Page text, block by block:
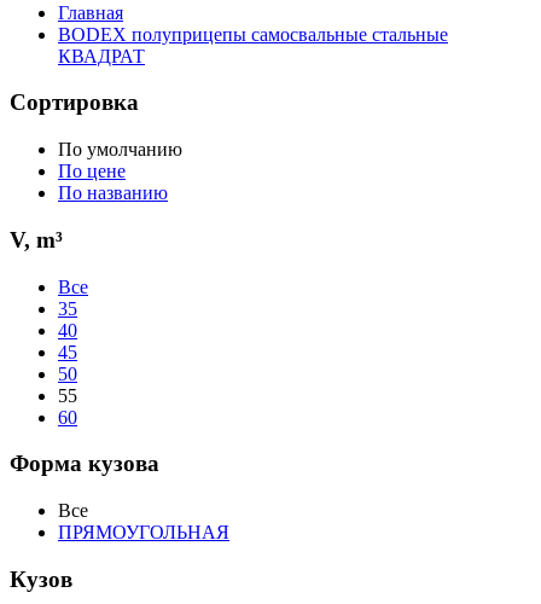
Главная
BODEX полуприцепы самосвальные стальные
КВАДРАТ
Сортировка
По умолчанию
По цене
По названию
V, m³
Все
35
40
45
50
55
60
Форма кузова
Все
ПРЯМОУГОЛЬНАЯ
Кузов